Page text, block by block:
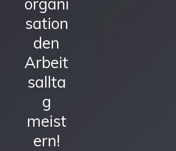
sation
den
Arbeit
sallta
g
meist
ern!